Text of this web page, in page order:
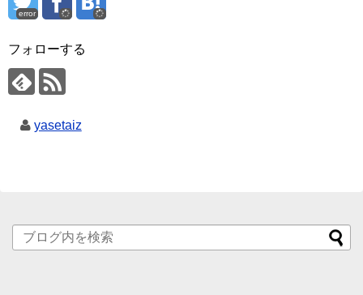
error
フォローする
yasetaiz